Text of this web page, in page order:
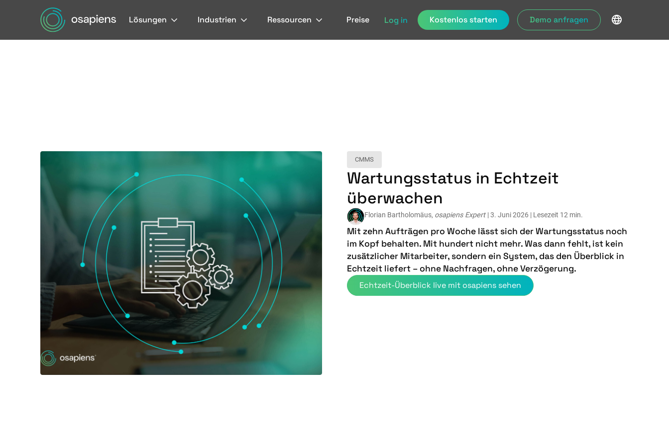
Lösungen Industrien Ressourcen Preise Log in Kostenlos starten Demo anfragen
CMMS
Wartungsstatus in Echtzeit
überwachen
Florian Bartholomäus, osapiens Expert | 3. Juni 2026 | Lesezeit 12 min.
Mit zehn Aufträgen pro Woche lässt sich der Wartungsstatus noch
im Kopf behalten. Mit hundert nicht mehr. Was dann fehlt, ist kein
zusätzlicher Mitarbeiter, sondern ein System, das den Überblick in
Echtzeit liefert – ohne Nachfragen, ohne Verzögerung.
Echtzeit-Überblick live mit osapiens sehen